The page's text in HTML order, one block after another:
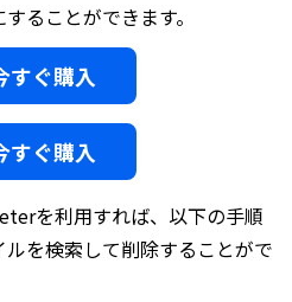
ることができます。
すぐ購入
すぐ購入
を利用すれば、以下の手順
を検索して削除することがで